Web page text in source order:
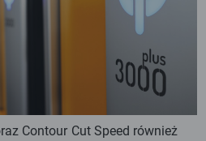
Contour Cut Speed również